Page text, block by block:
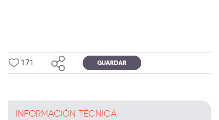
171 GUARDAR
INFORMACIÓN TÉCNICA